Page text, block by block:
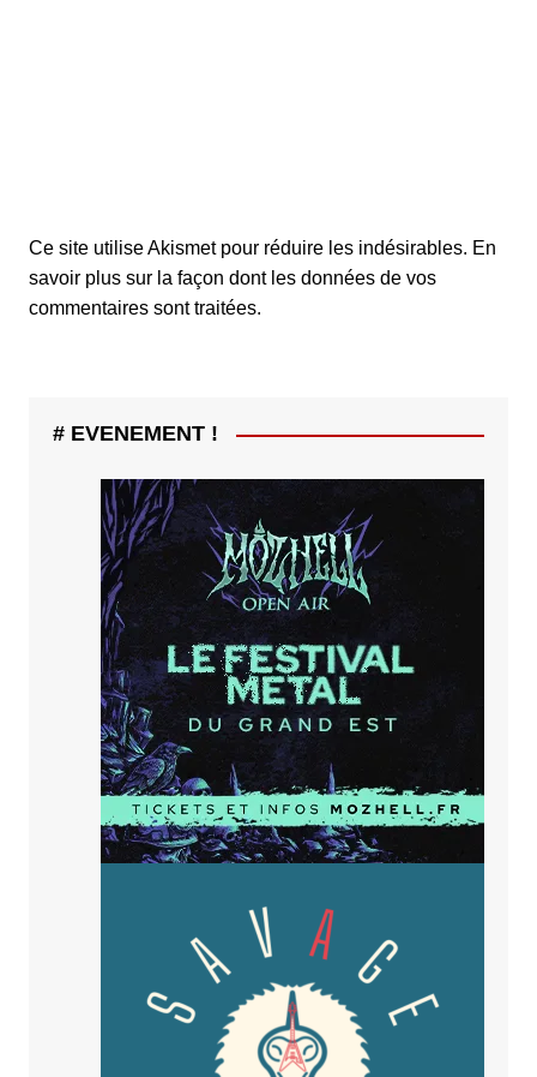
Ce site utilise Akismet pour réduire les indésirables. En
savoir plus sur la façon dont les données de vos
commentaires sont traitées.
# EVENEMENT !